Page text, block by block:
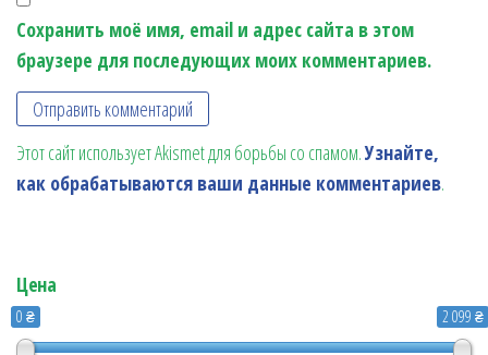
Сохранить моё имя, email и адрес сайта в этом
браузере для последующих моих комментариев.
Этот сайт использует Akismet для борьбы со спамом.Узнайте,
как обрабатываются ваши данные комментариев.
Цена
0 ₴ 2 099 ₴